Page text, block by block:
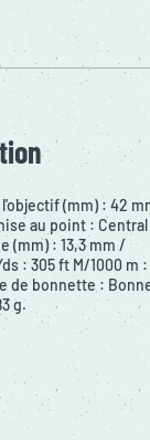
(mm) : 42
au point :
(mm) : 13,3 mm /
: 305 ft M/1000
de bonnette :
g.